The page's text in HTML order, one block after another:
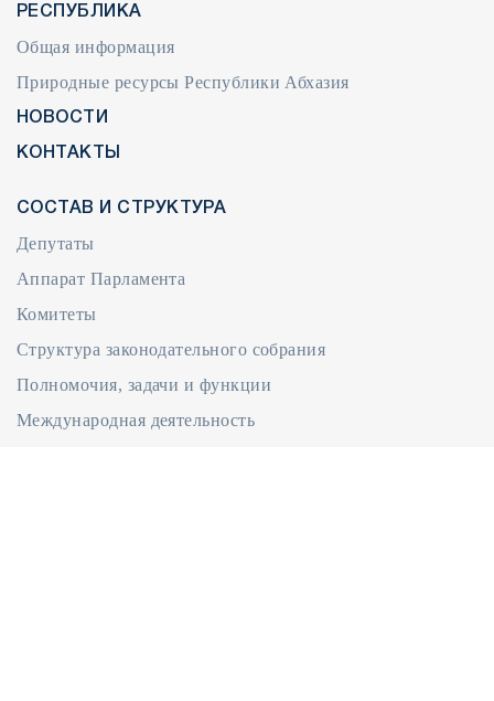
РЕСПУБЛИКА
Общая информация
Природные ресурсы Республики Абхазия
НОВОСТИ
КОНТАКТЫ
СОСТАВ И СТРУКТУРА
Депутаты
Аппарат Парламента
Комитеты
Структура законодательного собрания
Полномочия, задачи и функции
Международная деятельность